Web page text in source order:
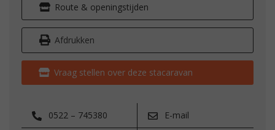
Route & openingstijden
Afdrukken
Vraag stellen over deze stacaravan
0522 – 745380 E-mail